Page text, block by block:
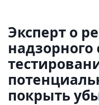
Эксперт о
надзорного
покрыть